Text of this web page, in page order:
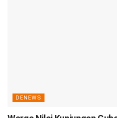
DENEWS